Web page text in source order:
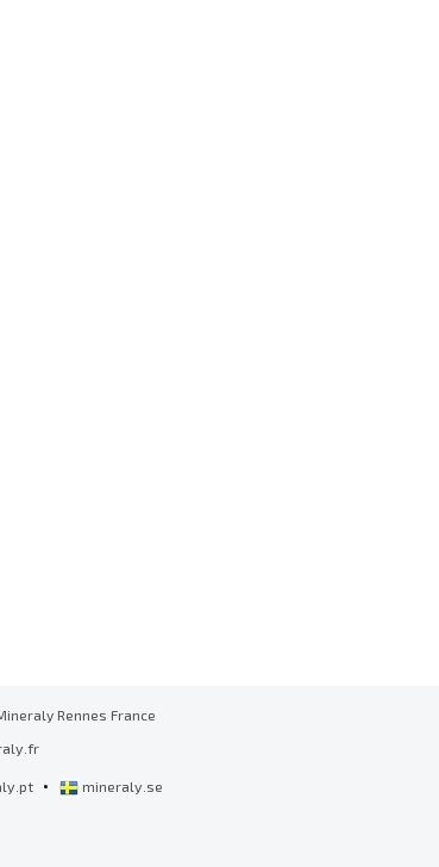
Rennes France
• mineraly.se